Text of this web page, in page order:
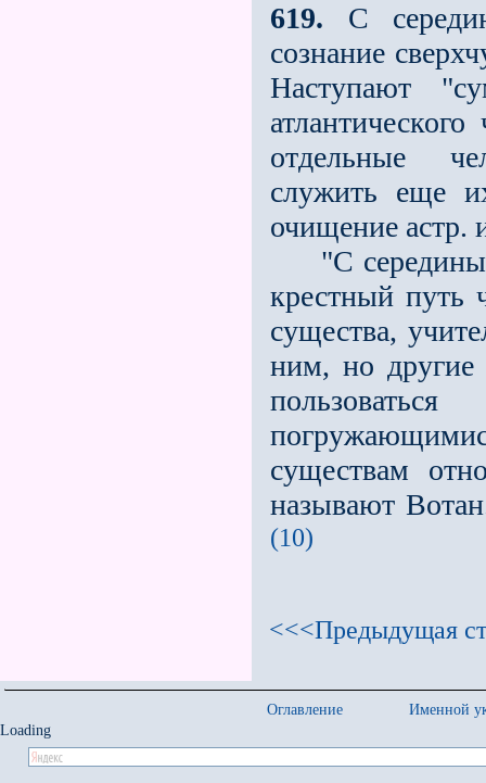
619. С
сознание
Наступают
отдельные
служить еще
очищение астр.
"С середины
крестный путь
существа,
ним, но другие
существам
называют
(10)
<<<Предыдущая
Оглавление
Именной
Loading